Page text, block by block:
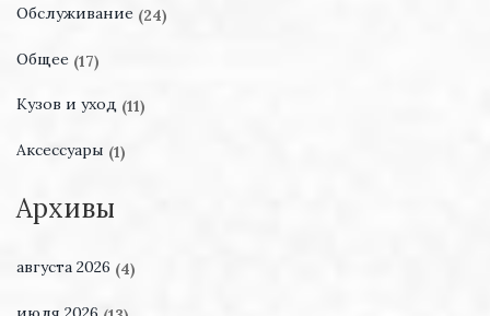
Обслуживание (24)
Общее (17)
Кузов и уход (11)
Аксессуары (1)
Архивы
августа 2026 (4)